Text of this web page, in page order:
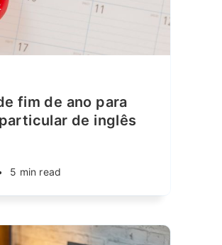
fim de ano para
de inglês
5 min read